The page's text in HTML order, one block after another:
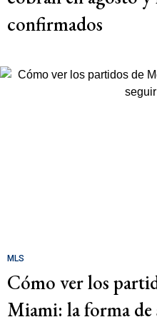
confirmados
MLS
Cómo ver los
Miami: la forma